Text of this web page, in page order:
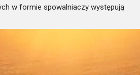
w formie spowalniaczy występują